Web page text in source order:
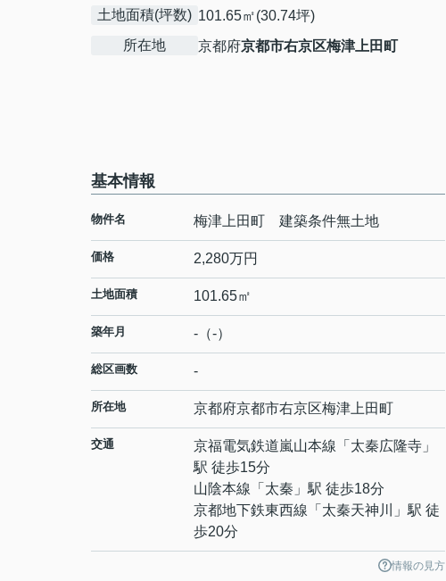
土地面積(坪数) 101.65㎡(30.74坪)
所在地
京都府京都市右京区梅津上田町
基本情報
物件名 梅津上田町 建築条件無土地
価格 2,280万円
土地面積 101.65㎡
築年月 -（-）
総区画数 -
所在地 京都府京都市右京区梅津上田町
交通 京福電気鉄道嵐山本線 「 太秦広隆寺 」
駅 徒歩15分
山陰本線 「 太秦 」駅 徒歩18分
京都地下鉄東西線 「 太秦天神川
」駅 徒
歩20分
情報の見方